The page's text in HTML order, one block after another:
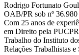
Rodrigo Fortunato
OAB/PR sob nº 36.980
Com 25 anos de
em Direito pela
Trabalho do Instituto
Relações Trabalhistas